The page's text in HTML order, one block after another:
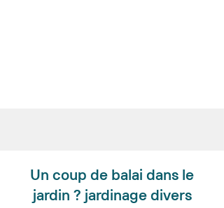
Un coup de balai dans le
jardin ? jardinage divers